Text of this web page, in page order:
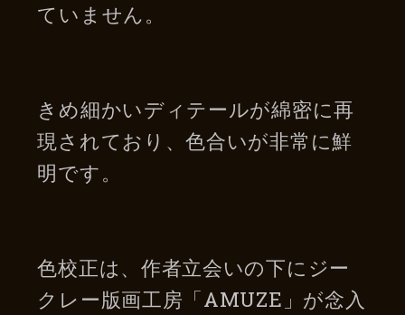
ていません。
きめ細かいディテールが綿密に再
現されており、色合いが非常に鮮
明です。
色校正は、作者立会いの下にジー
クレー版画工房「AMUZE」が念入